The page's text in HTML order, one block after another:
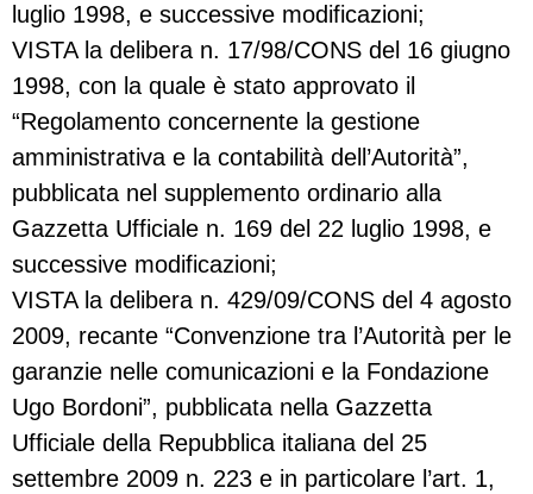
luglio 1998, e successive modificazioni;
VISTA la delibera n. 17/98/CONS del 16 giugno
1998, con la quale è stato approvato il
“Regolamento concernente la gestione
amministrativa e la contabilità dell’Autorità”,
pubblicata nel supplemento ordinario alla
Gazzetta Ufficiale n. 169 del 22 luglio 1998, e
successive modificazioni;
VISTA la delibera n. 429/09/CONS del 4 agosto
2009, recante “Convenzione tra l’Autorità per le
garanzie nelle comunicazioni e la Fondazione
Ugo Bordoni”, pubblicata nella Gazzetta
Ufficiale della Repubblica italiana del 25
settembre 2009 n. 223 e in particolare l’art. 1,